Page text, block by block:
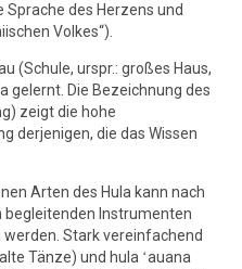
Sprache des Herzens und
Volkes“).
(Schule, urspr.: großes Haus,
gelernt. Die Bezeichnung des
zeigt die hohe
derjenigen, die das Wissen
Arten des Hula kann nach
begleitenden Instrumenten
Stark vereinfachend
Tänze) und hula ʻauana